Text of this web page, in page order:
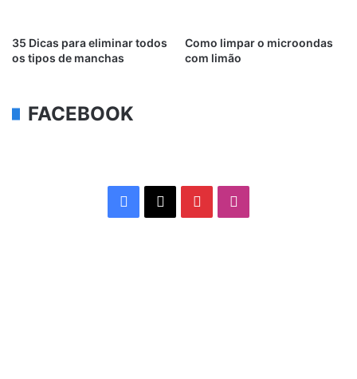
35 Dicas para eliminar todos
os tipos de manchas
Como limpar o microondas
com limão
FACEBOOK
Facebook
X Pinterest